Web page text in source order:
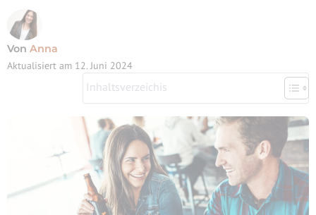
Von Anna
Aktualisiert am 12. Juni 2024
Inhaltsverzeichis